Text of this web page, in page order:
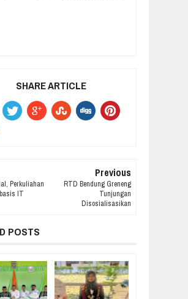
SHARE ARTICLE
Perkuliahan
IT
Previous
RTD Bendung Greneng
Tunjungan
Disosialisasikan
POSTS